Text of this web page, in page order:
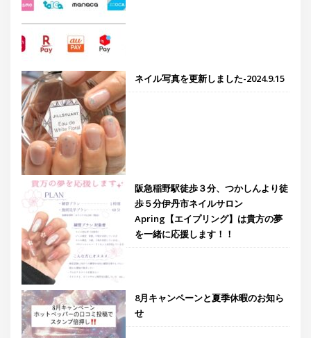
ネイル写真を更新しました-2024.9.15
阪急稲野駅徒歩３分、つかしんより徒
歩５分伊丹市ネイルサロン
Apring【エイプリング】は貴方の夢
を一緒に応援します！！
8月キャンペーンと夏季休暇のお知ら
せ